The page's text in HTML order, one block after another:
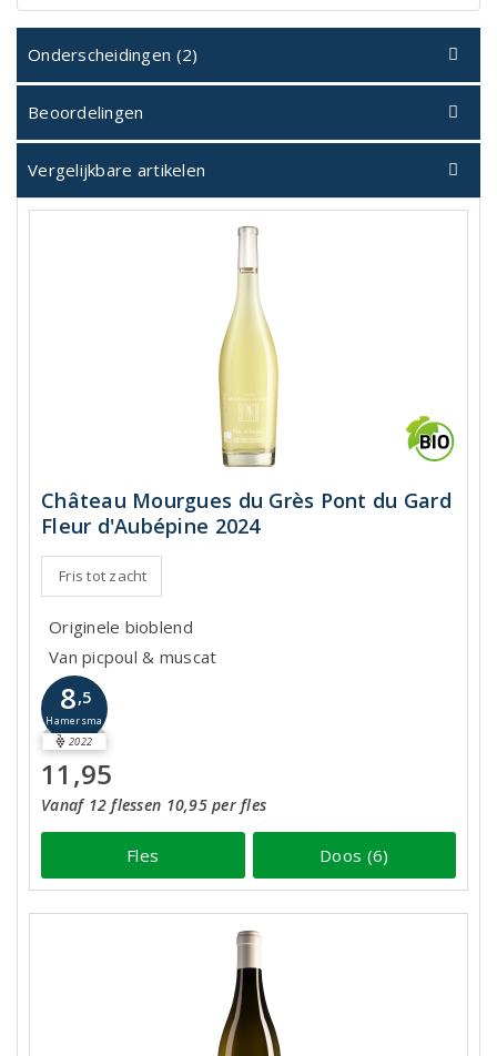
Onderscheidingen (2)
Beoordelingen
Vergelijkbare artikelen
Château Mourgues du Grès Pont du Gard
Fleur d'Aubépine 2024
Fris tot zacht
Originele bioblend
Van picpoul & muscat
8,5
Hamersma
2022
11,95
Vanaf 12 flessen 10,95 per fles
Fles Doos (6)